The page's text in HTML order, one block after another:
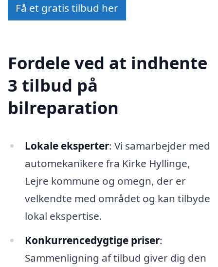
Få et gratis tilbud her
Fordele ved at indhente
3 tilbud på
bilreparation
Lokale eksperter: Vi samarbejder med
automekanikere fra Kirke Hyllinge,
Lejre kommune og omegn, der er
velkendte med området og kan tilbyde
lokal ekspertise.
Konkurrencedygtige priser:
Sammenligning af tilbud giver dig den